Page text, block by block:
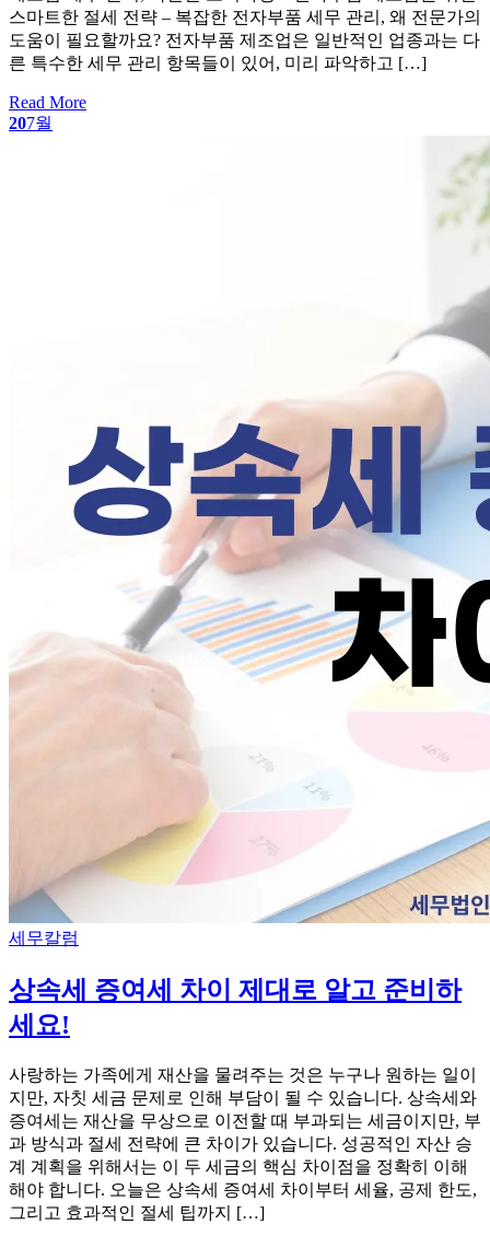
스마트한 절세 전략 – 복잡한 전자부품 세무 관리, 왜 전문가의
도움이 필요할까요? 전자부품 제조업은 일반적인 업종과는 다
른 특수한 세무 관리 항목들이 있어, 미리 파악하고 […]
Read More
207월
Categories
세무칼럼
상속세 증여세 차이 제대로 알고 준비하
세요!
사랑하는 가족에게 재산을 물려주는 것은 누구나 원하는 일이
지만, 자칫 세금 문제로 인해 부담이 될 수 있습니다. 상속세와
증여세는 재산을 무상으로 이전할 때 부과되는 세금이지만, 부
과 방식과 절세 전략에 큰 차이가 있습니다. 성공적인 자산 승
계 계획을 위해서는 이 두 세금의 핵심 차이점을 정확히 이해
해야 합니다. 오늘은 상속세 증여세 차이부터 세율, 공제 한도,
그리고 효과적인 절세 팁까지 […]